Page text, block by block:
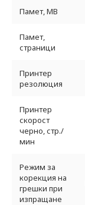
Памет, MB
Памет,
страници
Принтер
резолюция
Принтер
скорост
черно, стр./
мин
Режим за
корекция на
грешки при
изпращане